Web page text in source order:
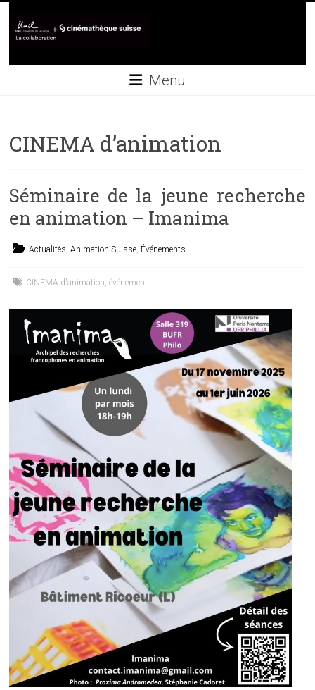
content
Collaboration
suisse
Menu
CINEMA d’animation
Séminaire de la jeune recherche
en animation – Imanima
Actualités,Animation Suisse, Événements
CINEMA d'animation,événement